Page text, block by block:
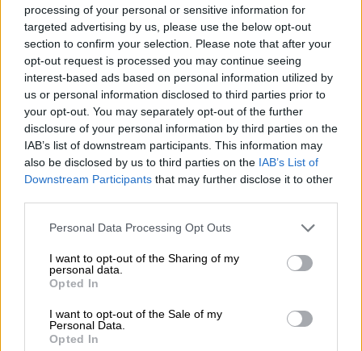
processing of your personal or sensitive information for
targeted advertising by us, please use the below opt-out
section to confirm your selection. Please note that after your
opt-out request is processed you may continue seeing
interest-based ads based on personal information utilized by
us or personal information disclosed to third parties prior to
your opt-out. You may separately opt-out of the further
disclosure of your personal information by third parties on the
IAB’s list of downstream participants. This information may
also be disclosed by us to third parties on the IAB’s List of
Downstream Participants that may further disclose it to other
Please note that this website/app uses one or more Google
not limited to your visit or usage behaviour. You may click to
grant or deny consent to Google and its third-party tags to
use your data for below specified purposes in below Google
consent section.
Personal Data Processing Opt Outs
I want to opt-out of the Sharing of my
personal data.
Opted In
I want to opt-out of the Sale of my
Personal Data.
Opted In
Πασχαλινές συνταγές - Γαρδουμπάκια
ριγανάτα σβησμένα με λεμόνι
Κλασικό μεζεδάκι του πασχαλινό τραπεζιού
οι γαρδούμπες κρατούν συντροφιά στον